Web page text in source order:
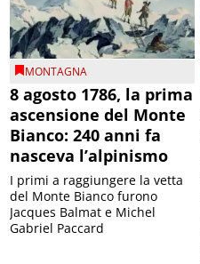
MONTAGNA
8 agosto 1786, la prima
ascensione del Monte
Bianco: 240 anni fa
nasceva l’alpinismo
I primi a raggiungere la vetta
del Monte Bianco furono
Jacques Balmat e Michel
Gabriel Paccard